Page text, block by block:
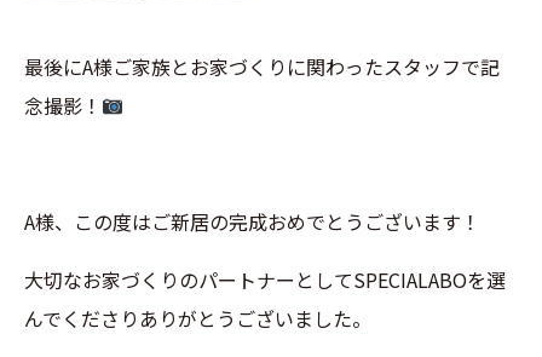
最後にA様ご家族とお家づくりに関わったスタッフで記
念撮影！
A様、この度はご新居の完成おめでとうございます！
大切なお家づくりのパートナーとしてSPECIALABOを選
んでくださりありがとうございました。